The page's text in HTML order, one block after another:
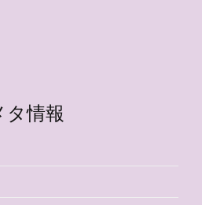
タ情報